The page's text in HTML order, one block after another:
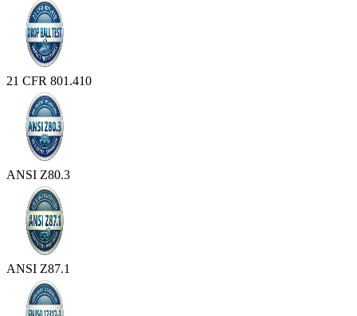
21 CFR 801.410
ANSI Z80.3
ANSI Z87.1